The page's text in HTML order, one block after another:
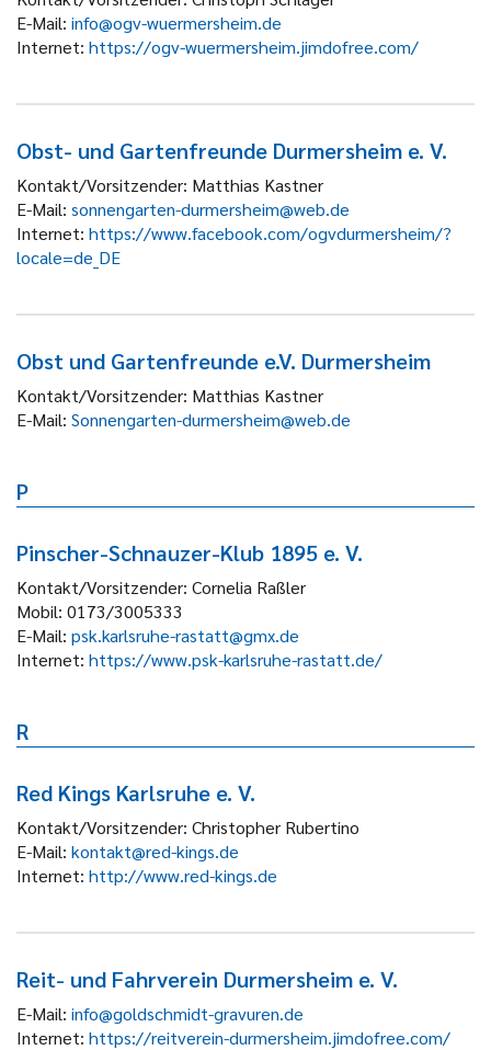
E-Mail: info@ogv-wuermersheim.de
Internet: https://ogv-wuermersheim.jimdofree.com/
Obst- und Gartenfreunde Durmersheim e. V.
Kontakt/Vorsitzender: Matthias Kastner
E-Mail: sonnengarten-durmersheim@web.de
Internet: https://www.facebook.com/ogvdurmersheim/?
locale=de_DE
Obst und Gartenfreunde e.V. Durmersheim
Kontakt/Vorsitzender: Matthias Kastner
E-Mail: Sonnengarten-durmersheim@web.de
P
Pinscher-Schnauzer-Klub 1895 e. V.
Kontakt/Vorsitzender: Cornelia Raßler
Mobil: 0173/3005333
E-Mail: psk.karlsruhe-rastatt@gmx.de
Internet: https://www.psk-karlsruhe-rastatt.de/
R
Red Kings Karlsruhe e. V.
Kontakt/Vorsitzender: Christopher Rubertino
E-Mail: kontakt@red-kings.de
Internet: http://www.red-kings.de
Reit- und Fahrverein Durmersheim e. V.
E-Mail: info@goldschmidt-gravuren.de
Internet: https://reitverein-durmersheim.jimdofree.com/